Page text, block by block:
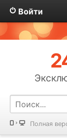
Войти
Полная